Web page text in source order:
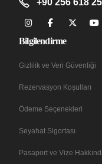
Bilgilendirme
Gizlilik ve Veri Güvenliği
Rezervasyon Koşulları
Ödeme Seçenekleri
Seyahat Sigortası
Pasaport ve Vize